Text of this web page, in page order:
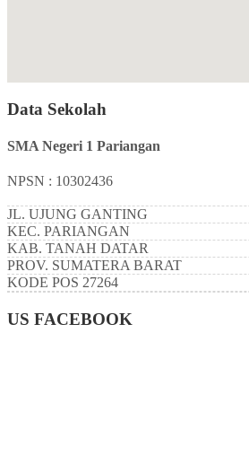
Data Sekolah
SMA Negeri 1 Pariangan
NPSN : 10302436
JL. UJUNG GANTING
KEC. PARIANGAN
KAB. TANAH DATAR
PROV. SUMATERA BARAT
KODE POS 27264
US FACEBOOK